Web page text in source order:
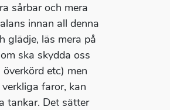
sårbar och mera
innan all denna
glädje, läs mera på
ska skydda oss
etc) men
faror, kan
tankar. Det sätter